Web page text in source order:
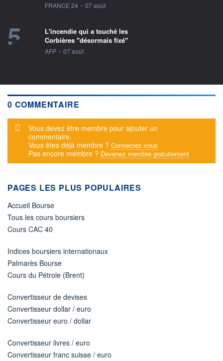
information fournie par
FRANCE 24 • 07 août
5
L'incendie qui a touché les
Corbières "désormais fixé"
information fournie par
AFP • 07 août
0 COMMENTAIRE
Message d'alerte
Vous devez être membre pour ajouter un
commentaire.
Vous êtes déjà membre ? Connectez-vous
Pas encore membre ? Devenez membre gratuitement
PAGES LES PLUS POPULAIRES
Accueil Bourse
Tous les cours boursiers
Cours CAC 40
Indices boursiers internationaux
Palmarès Bourse
Cours du Pétrole (Brent)
Convertisseur de devises
Convertisseur dollar / euro
Convertisseur euro / dollar
Convertisseur livres / euro
Convertisseur franc suisse / euro